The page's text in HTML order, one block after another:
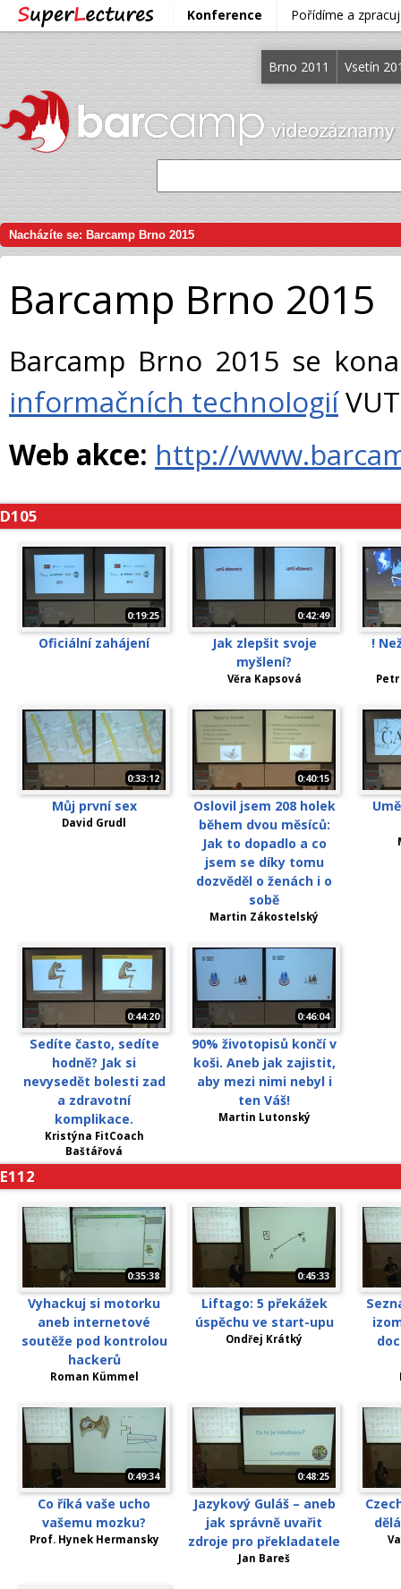
Konference Pořídíme a
Brno 2011 Vsetín
Nacházíte se: Barcamp Brno 2015
Barcamp Brno 2015
Barcamp Brno 2015 se
informačních technologií
Web akce: http://
D105
0:19:25
Oficiální zahájení
0:42:49
Jak zlepšit svoje
myšlení?
Věra Kapsová
!
0:33:12
Můj první sex
David Grudl
0:40:15
Oslovil jsem 208 holek
během dvou měsíců:
Jak to dopadlo a co
jsem se díky tomu
dozvěděl o ženách i o
sobě
Martin Zákostelský
0:44:20
Sedíte často, sedíte
hodně? Jak si
nevysedět bolesti zad
a zdravotní
komplikace.
Kristýna FitCoach
Baštářová
0:46:04
90% životopisů končí v
koši. Aneb jak zajistit,
aby mezi nimi nebyl i
ten Váš!
Martin Lutonský
E112
0:35:38
Vyhackuj si motorku
aneb internetové
soutěže pod kontrolou
hackerů
Roman Kümmel
0:45:33
Liftago: 5 překážek
úspěchu ve start-upu
Ondřej Krátký
0:49:34
Co říká vaše ucho
vašemu mozku?
Prof. Hynek Hermansky
0:48:25
Jazykový Guláš – aneb
jak správně uvařit
zdroje pro překladatele
Jan Bareš